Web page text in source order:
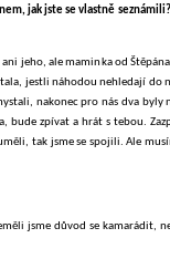
jak jste se vlastně
jeho, ale maminka od
jestli náhodou nehledají do
nakonec pro nás dva
bude zpívat a hrát s tebou.
tak jsme se spojili. Ale
jsme důvod se kamarádit,